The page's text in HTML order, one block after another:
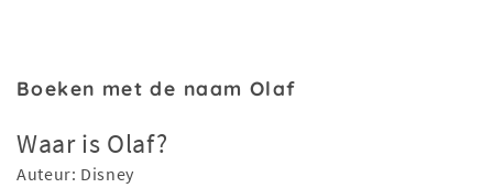
Boeken met de naam Olaf
Waar is Olaf?
Auteur: Disney